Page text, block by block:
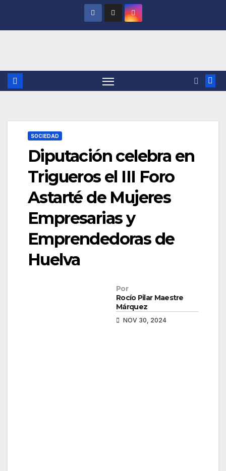
SOCIEDAD
Diputación celebra en
Trigueros el III Foro
Astarté de Mujeres
Empresarias y
Emprendedoras de
Huelva
Por
Rocío Pilar Maestre
Márquez
NOV 30, 2024